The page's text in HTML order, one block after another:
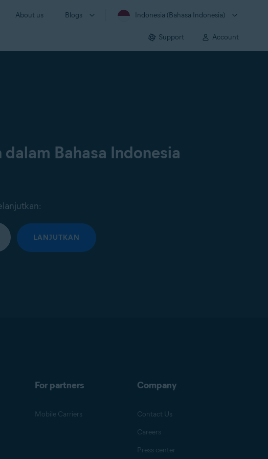
About us Blogs Indonesia (Bahasa Indonesia)
Support Account
Bahasa Indonesia
LANJUTKAN
For partners
Mobile Carriers
Company
Contact Us
Careers
Press center